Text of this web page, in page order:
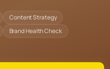
Content Strategy
Brand Health Check